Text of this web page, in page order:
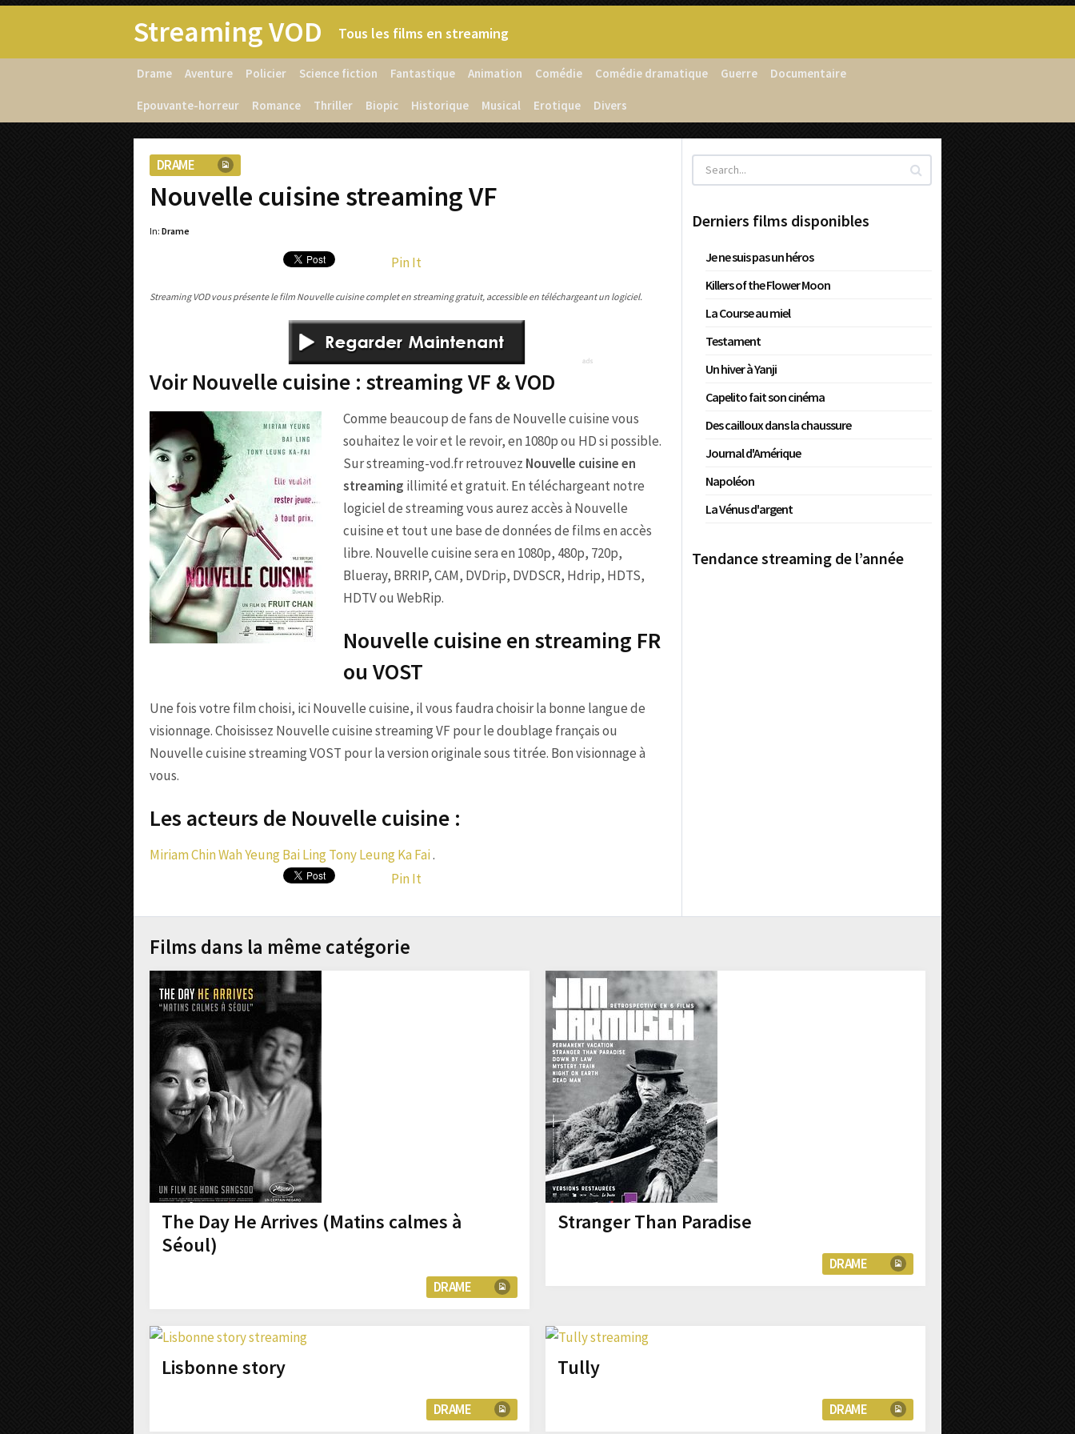
Streaming VOD Tous les films en streaming
Drame Aventure Policier Science fiction Fantastique Animation Comédie Comédie dramatique Guerre Documentaire
Epouvante-horreur Romance Thriller Biopic Historique Musical Erotique Divers
DRAME
Nouvelle cuisine streaming VF
In: Drame
Pin It
Streaming VOD vous présente le film Nouvelle cuisine complet en streaming gratuit, accessible en téléchargeant un logiciel.
Voir Nouvelle cuisine : streaming VF & VOD
Comme beaucoup de fans de Nouvelle cuisine vous
souhaitez le voir et le revoir, en 1080p ou HD si possible.
Sur streaming-vod.fr retrouvez Nouvelle cuisine en
streaming illimité et gratuit. En téléchargeant notre
logiciel de streaming vous aurez accès à Nouvelle
cuisine et tout une base de données de films en accès
libre. Nouvelle cuisine sera en 1080p, 480p, 720p,
Blueray, BRRIP, CAM, DVDrip, DVDSCR, Hdrip, HDTS,
HDTV ou WebRip.
Nouvelle cuisine en streaming FR
ou VOST
Une fois votre film choisi, ici Nouvelle cuisine, il vous faudra choisir la bonne langue de
visionnage. Choisissez Nouvelle cuisine streaming VF pour le doublage français ou
Nouvelle cuisine streaming VOST pour la version originale sous titrée. Bon visionnage à
vous.
Les acteurs de Nouvelle cuisine :
Miriam Chin Wah YeungBai LingTony Leung Ka Fai.
Pin It
Derniers films disponibles
Je ne suis pas un héros
Killers of the Flower Moon
La Course au miel
Testament
Un hiver à Yanji
Capelito fait son cinéma
Des cailloux dans la chaussure
Journal d'Amérique
Napoléon
La Vénus d'argent
Tendance streaming de l’année
Films dans la même catégorie
The Day He Arrives (Matins calmes à
Séoul)
DRAME
Stranger Than Paradise
DRAME
Lisbonne story
DRAME
Tully
DRAME